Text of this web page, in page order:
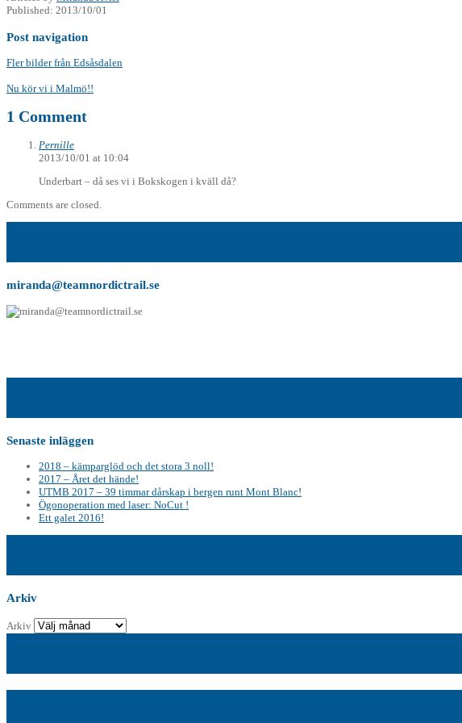
Published: 2013/10/01
Post navigation
Fler bilder från Edsåsdalen
Nu kör vi i Malmö!!
1 Comment
Pernille
2013/10/01 at 10:04
Underbart – då ses vi i Bokskogen i kväll då?
Comments are closed.
miranda@teamnordictrail.se
Senaste inläggen
2018 – kämparglöd och det stora 3 noll!
2017 – Året det hände!
UTMB 2017 – 39 timmar dårskap i bergen runt Mont Blanc!
Ögonoperation med laser: NoCut !
Ett galet 2016!
Arkiv
Arkiv